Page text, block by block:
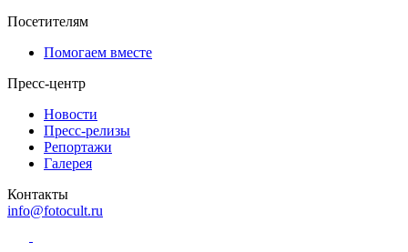
Посетителям
Помогаем вместе
Пресс-центр
Новости
Пресс-релизы
Репортажи
Галерея
Контакты
info@fotocult.ru